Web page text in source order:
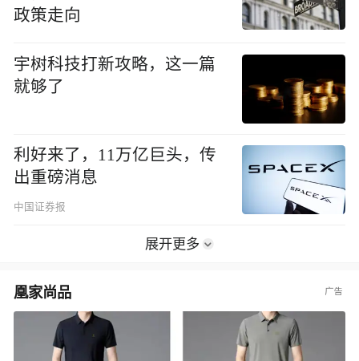
政策走向
宇树科技打新攻略，这一篇
就够了
利好来了，11万亿巨头，传
出重磅消息
中国证券报
展开更多
凰家尚品